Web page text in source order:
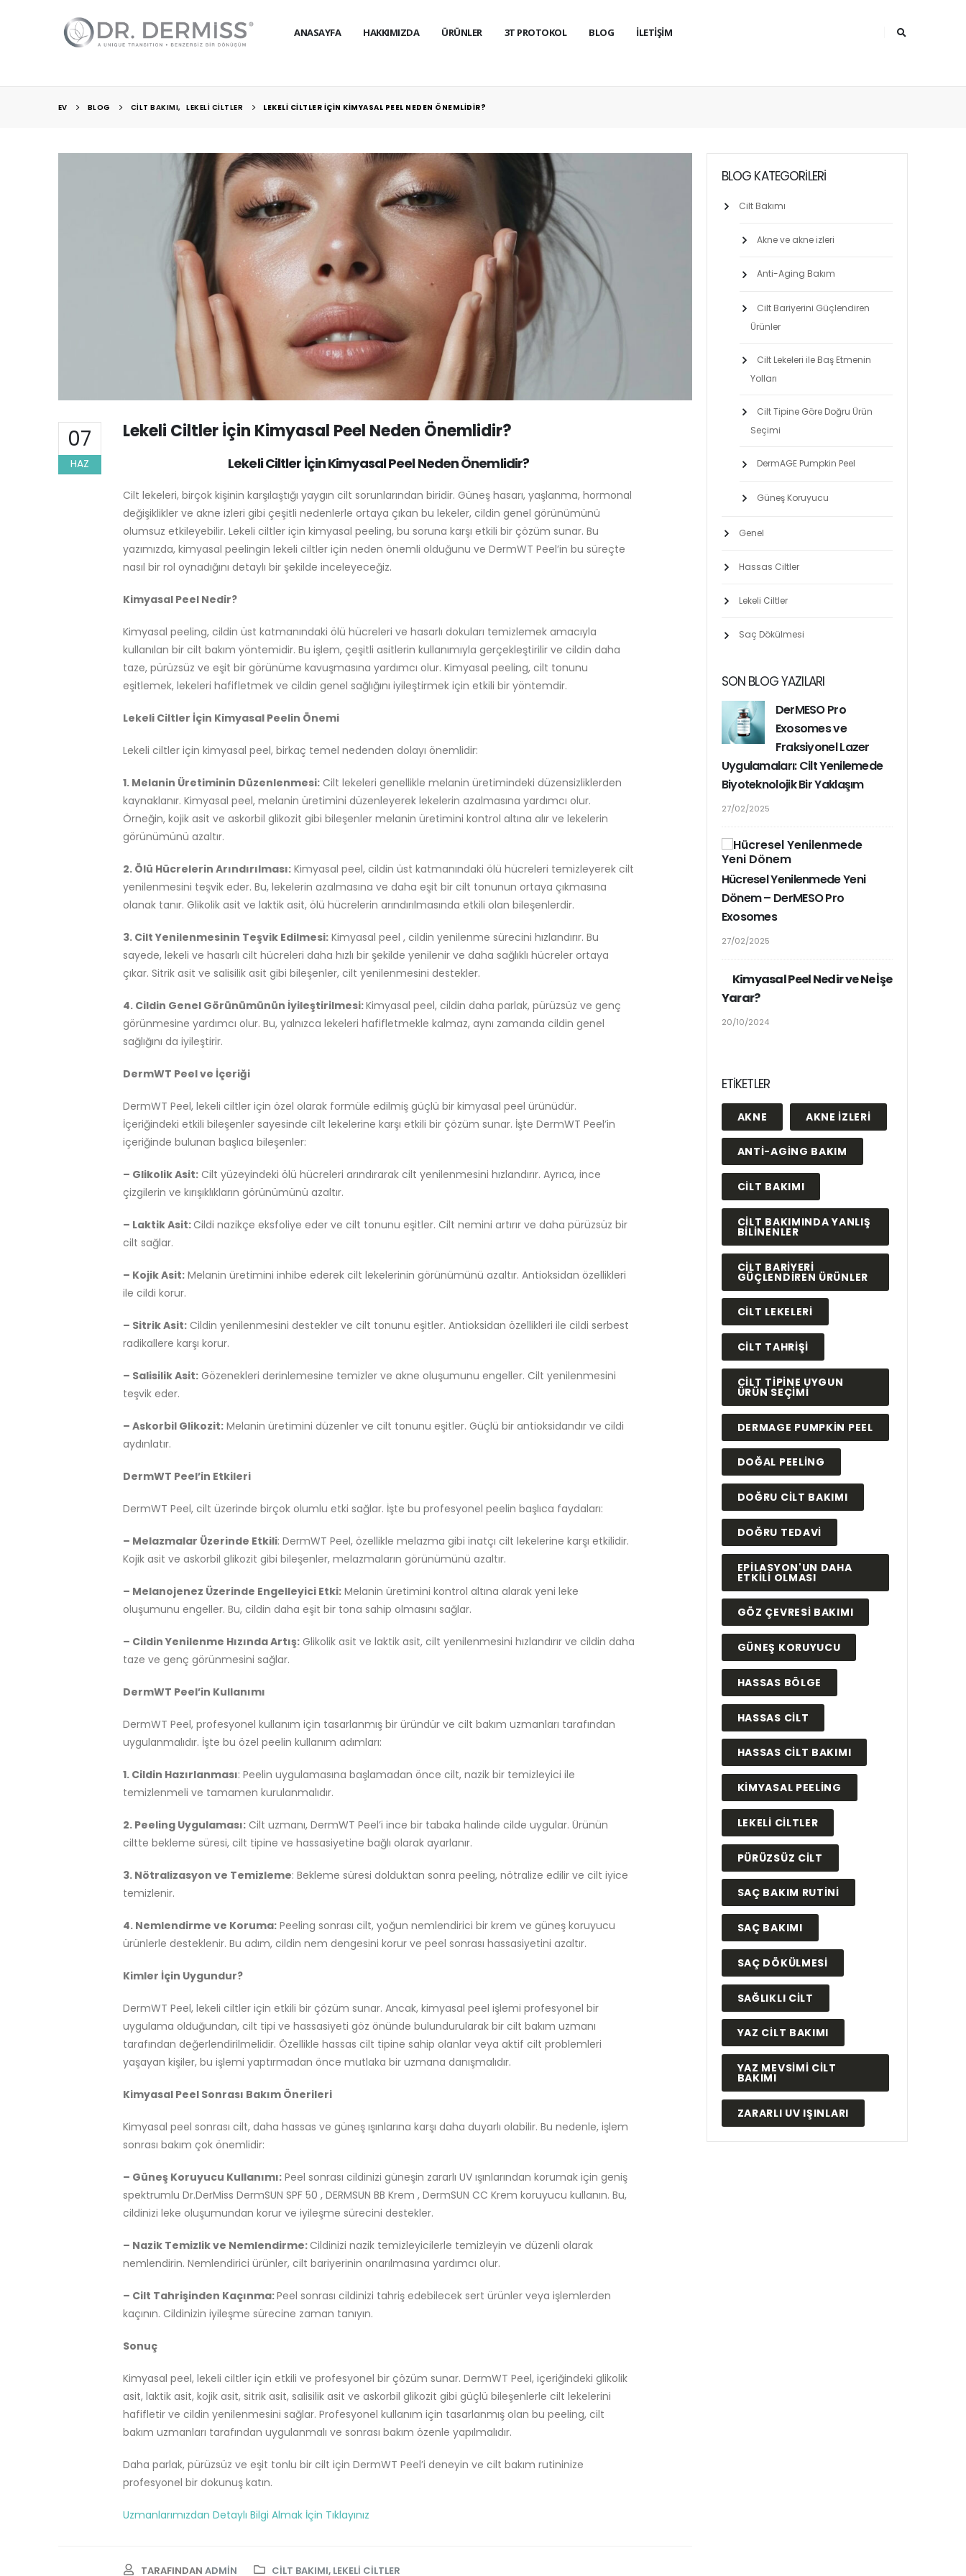
ANASAYFA HAKKIMIZDA ÜRÜNLER 3T PROTOKOL BLOG İLETIŞIM
EV BLOG CILT BAKIMI, LEKELI CILTLER LEKELI CILTLER İÇIN KIMYASAL PEEL NEDEN ÖNEMLIDIR?
07
HAZ
Lekeli Ciltler İçin Kimyasal Peel Neden Önemlidir?
Lekeli Ciltler İçin Kimyasal Peel Neden Önemlidir?
Cilt lekeleri, birçok kişinin karşılaştığı yaygın cilt sorunlarından biridir. Güneş hasarı, yaşlanma, hormonal
değişiklikler ve akne izleri gibi çeşitli nedenlerle ortaya çıkan bu lekeler, cildin genel görünümünü
olumsuz etkileyebilir. Lekeli ciltler için kimyasal peeling, bu soruna karşı etkili bir çözüm sunar. Bu
yazımızda, kimyasal peelingin lekeli ciltler için neden önemli olduğunu ve DermWT Peel’in bu süreçte
nasıl bir rol oynadığını detaylı bir şekilde inceleyeceğiz.
Kimyasal Peel Nedir?
Kimyasal peeling, cildin üst katmanındaki ölü hücreleri ve hasarlı dokuları temizlemek amacıyla
kullanılan bir cilt bakım yöntemidir. Bu işlem, çeşitli asitlerin kullanımıyla gerçekleştirilir ve cildin daha
taze, pürüzsüz ve eşit bir görünüme kavuşmasına yardımcı olur. Kimyasal peeling, cilt tonunu
eşitlemek, lekeleri hafifletmek ve cildin genel sağlığını iyileştirmek için etkili bir yöntemdir.
Lekeli Ciltler İçin Kimyasal Peelin Önemi
Lekeli ciltler için kimyasal peel, birkaç temel nedenden dolayı önemlidir:
1. Melanin Üretiminin Düzenlenmesi:Cilt lekeleri genellikle melanin üretimindeki düzensizliklerden
kaynaklanır. Kimyasal peel, melanin üretimini düzenleyerek lekelerin azalmasına yardımcı olur.
Örneğin, kojik asit ve askorbil glikozit gibi bileşenler melanin üretimini kontrol altına alır ve lekelerin
görünümünü azaltır.
2. Ölü Hücrelerin Arındırılması:Kimyasal peel, cildin üst katmanındaki ölü hücreleri temizleyerek cilt
yenilenmesini teşvik eder. Bu, lekelerin azalmasına ve daha eşit bir cilt tonunun ortaya çıkmasına
olanak tanır. Glikolik asit ve laktik asit, ölü hücrelerin arındırılmasında etkili olan bileşenlerdir.
3. Cilt Yenilenmesinin Teşvik Edilmesi:Kimyasal peel , cildin yenilenme sürecini hızlandırır. Bu
sayede, lekeli ve hasarlı cilt hücreleri daha hızlı bir şekilde yenilenir ve daha sağlıklı hücreler ortaya
çıkar. Sitrik asit ve salisilik asit gibi bileşenler, cilt yenilenmesini destekler.
4. Cildin Genel Görünümünün İyileştirilmesi:Kimyasal peel, cildin daha parlak, pürüzsüz ve genç
görünmesine yardımcı olur. Bu, yalnızca lekeleri hafifletmekle kalmaz, aynı zamanda cildin genel
sağlığını da iyileştirir.
DermWT Peel ve İçeriği
DermWT Peel, lekeli ciltler için özel olarak formüle edilmiş güçlü bir kimyasal peel ürünüdür.
İçeriğindeki etkili bileşenler sayesinde cilt lekelerine karşı etkili bir çözüm sunar. İşte DermWT Peel’in
içeriğinde bulunan başlıca bileşenler:
– Glikolik Asit:Cilt yüzeyindeki ölü hücreleri arındırarak cilt yenilenmesini hızlandırır. Ayrıca, ince
çizgilerin ve kırışıklıkların görünümünü azaltır.
– Laktik Asit:Cildi nazikçe eksfoliye eder ve cilt tonunu eşitler. Cilt nemini artırır ve daha pürüzsüz bir
cilt sağlar.
– Kojik Asit:Melanin üretimini inhibe ederek cilt lekelerinin görünümünü azaltır. Antioksidan özellikleri
ile cildi korur.
– Sitrik Asit:Cildin yenilenmesini destekler ve cilt tonunu eşitler. Antioksidan özellikleri ile cildi serbest
radikallere karşı korur.
– Salisilik Asit:Gözenekleri derinlemesine temizler ve akne oluşumunu engeller. Cilt yenilenmesini
teşvik eder.
– Askorbil Glikozit:Melanin üretimini düzenler ve cilt tonunu eşitler. Güçlü bir antioksidandır ve cildi
aydınlatır.
DermWT Peel’in Etkileri
DermWT Peel, cilt üzerinde birçok olumlu etki sağlar. İşte bu profesyonel peelin başlıca faydaları:
– Melazmalar Üzerinde Etkili: DermWT Peel, özellikle melazma gibi inatçı cilt lekelerine karşı etkilidir.
Kojik asit ve askorbil glikozit gibi bileşenler, melazmaların görünümünü azaltır.
– Melanojenez Üzerinde Engelleyici Etki:Melanin üretimini kontrol altına alarak yeni leke
oluşumunu engeller. Bu, cildin daha eşit bir tona sahip olmasını sağlar.
– Cildin Yenilenme Hızında Artış:Glikolik asit ve laktik asit, cilt yenilenmesini hızlandırır ve cildin daha
taze ve genç görünmesini sağlar.
DermWT Peel’in Kullanımı
DermWT Peel, profesyonel kullanım için tasarlanmış bir üründür ve cilt bakım uzmanları tarafından
uygulanmalıdır. İşte bu özel peelin kullanım adımları:
1. Cildin Hazırlanması: Peelin uygulamasına başlamadan önce cilt, nazik bir temizleyici ile
temizlenmeli ve tamamen kurulanmalıdır.
2. Peeling Uygulaması:Cilt uzmanı, DermWT Peel’i ince bir tabaka halinde cilde uygular. Ürünün
ciltte bekleme süresi, cilt tipine ve hassasiyetine bağlı olarak ayarlanır.
3. Nötralizasyon ve Temizleme: Bekleme süresi dolduktan sonra peeling, nötralize edilir ve cilt iyice
temizlenir.
4. Nemlendirme ve Koruma:Peeling sonrası cilt, yoğun nemlendirici bir krem ve güneş koruyucu
ürünlerle desteklenir. Bu adım, cildin nem dengesini korur ve peel sonrası hassasiyetini azaltır.
Kimler İçin Uygundur?
DermWT Peel, lekeli ciltler için etkili bir çözüm sunar. Ancak, kimyasal peel işlemi profesyonel bir
uygulama olduğundan, cilt tipi ve hassasiyeti göz önünde bulundurularak bir cilt bakım uzmanı
tarafından değerlendirilmelidir. Özellikle hassas cilt tipine sahip olanlar veya aktif cilt problemleri
yaşayan kişiler, bu işlemi yaptırmadan önce mutlaka bir uzmana danışmalıdır.
Kimyasal Peel Sonrası Bakım Önerileri
Kimyasal peel sonrası cilt, daha hassas ve güneş ışınlarına karşı daha duyarlı olabilir. Bu nedenle, işlem
sonrası bakım çok önemlidir:
– Güneş Koruyucu Kullanımı:Peel sonrası cildinizi güneşin zararlı UV ışınlarından korumak için geniş
spektrumlu Dr.DerMiss DermSUN SPF 50 , DERMSUN BB Krem , DermSUN CC Krem koruyucu kullanın. Bu,
cildinizi leke oluşumundan korur ve iyileşme sürecini destekler.
– Nazik Temizlik ve Nemlendirme:Cildinizi nazik temizleyicilerle temizleyin ve düzenli olarak
nemlendirin. Nemlendirici ürünler, cilt bariyerinin onarılmasına yardımcı olur.
– Cilt Tahrişinden Kaçınma:Peel sonrası cildinizi tahriş edebilecek sert ürünler veya işlemlerden
kaçının. Cildinizin iyileşme sürecine zaman tanıyın.
Sonuç
Kimyasal peel, lekeli ciltler için etkili ve profesyonel bir çözüm sunar. DermWT Peel, içeriğindeki glikolik
asit, laktik asit, kojik asit, sitrik asit, salisilik asit ve askorbil glikozit gibi güçlü bileşenlerle cilt lekelerini
hafifletir ve cildin yenilenmesini sağlar. Profesyonel kullanım için tasarlanmış olan bu peeling, cilt
bakım uzmanları tarafından uygulanmalı ve sonrası bakım özenle yapılmalıdır.
Daha parlak, pürüzsüz ve eşit tonlu bir cilt için DermWT Peel’i deneyin ve cilt bakım rutininize
profesyonel bir dokunuş katın.
Uzmanlarımızdan Detaylı Bilgi Almak İçin Tıklayınız
TARAFINDAN ADMIN CILT BAKIMI, LEKELI CILTLER
BLOG KATEGORILERI
Cilt Bakımı
Akne ve akne izleri
Anti-Aging Bakım
Cilt Bariyerini Güçlendiren
Ürünler
Cilt Lekeleri ile Baş Etmenin
Yolları
Cilt Tipine Göre Doğru Ürün
Seçimi
DermAGE Pumpkin Peel
Güneş Koruyucu
Genel
Hassas Ciltler
Lekeli Ciltler
Saç Dökülmesi
SON BLOG YAZILARI
DerMESO Pro
Exosomes ve
Fraksiyonel Lazer
Uygulamaları: Cilt Yenilemede
Biyoteknolojik Bir Yaklaşım
27/02/2025
Hücresel Yenilenmede Yeni
Dönem – DerMESO Pro
Exosomes
27/02/2025
Kimyasal Peel Nedir ve Ne İşe
Yarar?
20/10/2024
ETIKETLER
AKNE AKNE IZLERI
ANTI-AGING BAKIM
CILT BAKIMI
CILT BAKIMINDA YANLIŞ
BILINENLER
CILT BARIYERI
GÜÇLENDIREN ÜRÜNLER
CILT LEKELERI
CILT TAHRIŞI
CILT TIPINE UYGUN
ÜRÜN SEÇIMI
DERMAGE PUMPKIN PEEL
DOĞAL PEELING
DOĞRU CILT BAKIMI
DOĞRU TEDAVI
EPILASYON'UN DAHA
ETKILI OLMASI
GÖZ ÇEVRESI BAKIMI
GÜNEŞ KORUYUCU
HASSAS BÖLGE
HASSAS CILT
HASSAS CILT BAKIMI
KIMYASAL PEELING
LEKELI CILTLER
PÜRÜZSÜZ CILT
SAÇ BAKIM RUTINI
SAÇ BAKIMI
SAÇ DÖKÜLMESI
SAĞLIKLI CILT
YAZ CILT BAKIMI
YAZ MEVSIMI CILT
BAKIMI
ZARARLI UV IŞINLARI